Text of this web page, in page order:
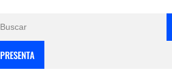
PRESENTA